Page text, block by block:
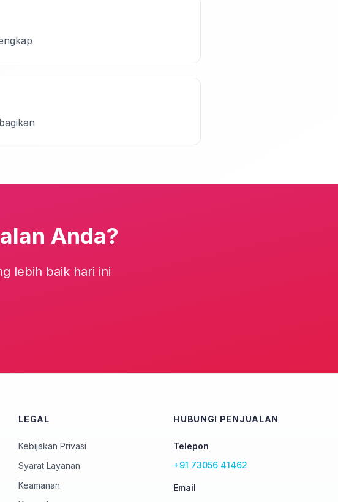
Anda?
lebih baik hari ini
LEGAL
Kebijakan Privasi
Syarat Layanan
Keamanan
HUBUNGI PENJUALAN
Telepon
+91 73056 41462
Email